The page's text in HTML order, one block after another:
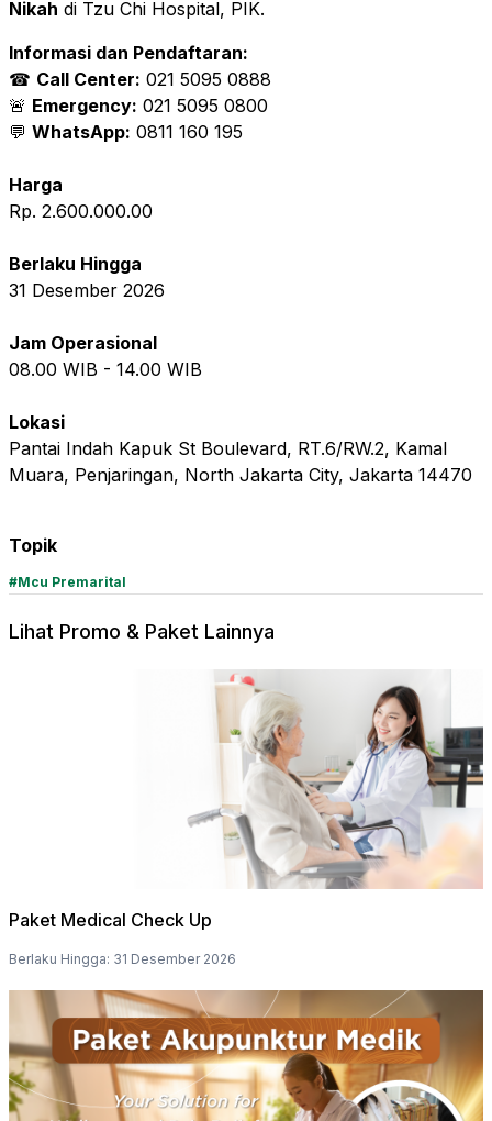
Nikah di Tzu Chi Hospital, PIK.
Informasi dan Pendaftaran:
☎ Call Center: 021 5095 0888
🚨 Emergency: 021 5095 0800
💬 WhatsApp: 0811 160 195
Harga
Rp. 2.600.000.00
Berlaku Hingga
31 Desember 2026
Jam Operasional
08.00 WIB - 14.00 WIB
Lokasi
Pantai Indah Kapuk St Boulevard, RT.6/RW.2, Kamal
Muara, Penjaringan, North Jakarta City, Jakarta 14470
Topik
#Mcu Premarital
Lihat Promo & Paket Lainnya
Paket Medical Check Up
Berlaku Hingga: 31 Desember 2026